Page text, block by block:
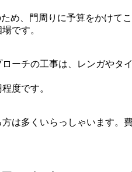
め、門周りに予算をかけ
です。
ーチの工事は、レンガや
度です。
は多くいらっしゃいます。